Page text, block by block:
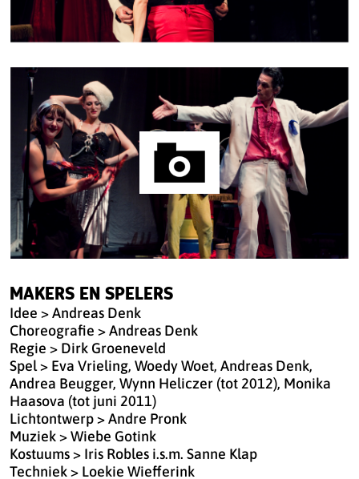
MAKERS EN SPELERS
Idee > Andreas Denk
Choreografie > Andreas Denk
Regie > Dirk Groeneveld
Spel > Eva Vrieling, Woedy Woet, Andreas Denk,
Andrea Beugger, Wynn Heliczer (tot 2012), Monika
Haasova (tot juni 2011)
Lichtontwerp > Andre Pronk
Muziek > Wiebe Gotink
Kostuums > Iris Robles i.s.m. Sanne Klap
Techniek > Loekie Wiefferink